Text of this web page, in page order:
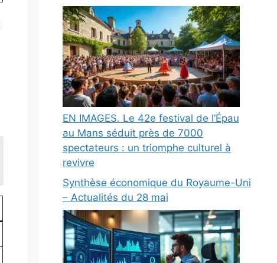
EN IMAGES. Le 42e festival de l’Épau
au Mans séduit près de 7000
spectateurs : un triomphe culturel à
revivre
Synthèse économique du Royaume-Uni
– Actualités du 28 mai